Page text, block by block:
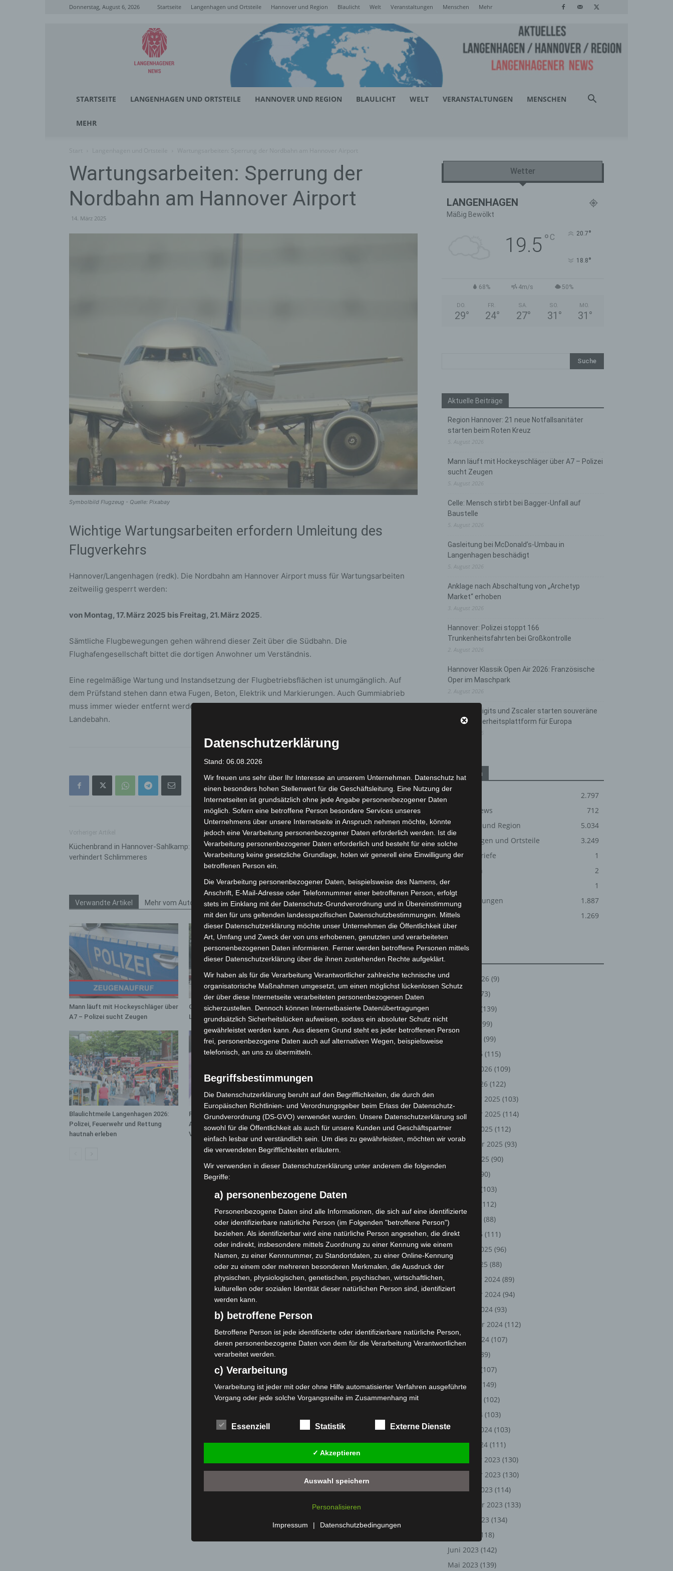
Donnerstag, August 6, 2026 Startseite Langenhagen und Ortsteile Hannover und Region Blaulicht Welt Veranstaltungen Menschen Mehr
Langenhagener
News
STARTSEITE LANGENHAGEN UND ORTSTEILE HANNOVER UND REGION BLAULICHT WELT VERANSTALTUNGEN MENSCHEN
MEHR
Wartungsarbeiten: Sperrung der
Nordbahn am Hannover Airport
14. März 2025
Symbolbild Flugzeug - Quelle: Pixabay
Wichtige Wartungsarbeiten erfordern Umleitung des
Flugverkehrs
Hannover/Langenhagen (redk). Die Nordbahn am Hannover Airport muss für Wartungsarbeiten
zeitweilig gesperrt werden:
von Montag, 17. März 2025 bis Freitag, 21. März 2025.
Sämtliche Flugbewegungen gehen während dieser Zeit über die Südbahn. Die
Flughafengesellschaft bittet die dortigen Anwohner um Verständnis.
Eine regelmäßige Wartung und Instandsetzung der Flugbetriebsflächen ist unumgänglich. Auf
dem Prüfstand stehen dann etwa Fugen, Beton, Elektrik und Markierungen. Auch Gummiabrieb
muss immer wieder entfernt werden. Diese Arbeiten erfordern eine Sperrung der Start- und
Landebahn.
Küchenbrand in Hannover-Sahlkamp: Feuerwehr
verhindert Schlimmeres
Nächster Artikel
Kriminalstatistik 2024: Straftaten auf
historischem Tiefstand – Gewalt gegen
Verwandte Artikel Mehr vom Autor
Mann läuft mit Hockeyschläger über
A7 – Polizei sucht Zeugen
Gasleitung bei McDonald’s-Umbau in
Langenhagen beschädigt
Langenhagen: Autofahrer mit 3,17
Promille aus dem Verkehr gezogen
Blaulichtmeile Langenhagen 2026:
Polizei, Feuerwehr und Rettung
hautnah erleben
Polizei Langenhagen testet
Aufnahme von Anzeigen per
Videochat
Vermisste Seniorin aus Godshorn
tot aufgefunden
Wetter
LANGENHAGEN
Mäßig Bewölkt
19.5° C 20.7°
18.8°
68% 4m/s 50%
DO.
29°
FR.
24°
SA.
27°
SO.
31 °
MO.
31 °
Aktuelle Beiträge
Region Hannover: 21 neue Notfallsanitäter
starten beim Roten Kreuz
5. August 2026
Mann läuft mit Hockeyschläger über A7 – Polizei
sucht Zeugen
5. August 2026
Celle: Mensch stirbt bei Bagger-Unfall auf
Baustelle
5. August 2026
Gasleitung bei McDonald’s-Umbau in
Langenhagen beschädigt
5. August 2026
Anklage nach Abschaltung von „Archetyp
Market“ erhoben
3. August 2026
Hannover: Polizei stoppt 166
Trunkenheitsfahrten bei Großkontrolle
2. August 2026
Hannover Klassik Open Air 2026: Französische
Oper im Maschpark
2. August 2026
Schwarz Digits und Zscaler starten souveräne
Cloud-Sicherheitsplattform für Europa
Kategorien
2.797
Corona-News
712
Hannover und Region
5.034
Langenhagen und Ortsteile
3.249
Leserbriefe
1
Menschen
2
Über uns
1
Veranstaltungen
1.887
Welt
1.269
August 2026 (9)
(73)
(139)
(99)
(99)
März 2026 (115)
Februar 2026 (109)
Januar 2026 (122)
Dezember 2025 (103)
November 2025 (114)
Oktober 2025 (112)
September 2025 (93)
August 2025 (90)
(90)
(103)
(112)
April 2025
(88)
März 2025 (111)
Februar 2025 (96)
Januar 2025 (88)
Dezember 2024 (89)
November 2024 (94)
Oktober 2024 (93)
September 2024 (112)
August 2024 (107)
(89)
(107)
Mai 2024
(149)
(102)
März 2024 (103)
Februar 2024 (103)
Januar 2024 (111)
Dezember 2023 (130)
November 2023 (130)
Oktober 2023 (114)
September 2023 (133)
August 2023 (134)
(118)
Juni 2023 (142)
Mai 2023 (139)
Datenschutzerklärung
Stand: 06.08.2026
Wir freuen uns sehr über Ihr Interesse an unserem Unternehmen. Datenschutz hat
einen besonders hohen Stellenwert für die Geschäftsleitung. Eine Nutzung der
Internetseiten ist grundsätzlich ohne jede Angabe personenbezogener Daten
möglich. Sofern eine betroffene Person besondere Services unseres
Unternehmens über unsere Internetseite in Anspruch nehmen möchte, könnte
jedoch eine Verarbeitung personenbezogener Daten erforderlich werden. Ist die
Verarbeitung personenbezogener Daten erforderlich und besteht für eine solche
Verarbeitung keine gesetzliche Grundlage, holen wir generell eine Einwilligung der
betroffenen Person ein.
Die Verarbeitung personenbezogener Daten, beispielsweise des Namens, der
Anschrift, E-Mail-Adresse oder Telefonnummer einer betroffenen Person, erfolgt
stets im Einklang mit der Datenschutz-Grundverordnung und in Übereinstimmung
mit den für uns geltenden landesspezifischen Datenschutzbestimmungen. Mittels
dieser Datenschutzerklärung möchte unser Unternehmen die Öffentlichkeit über
Art, Umfang und Zweck der von uns erhobenen, genutzten und verarbeiteten
personenbezogenen Daten informieren. Ferner werden betroffene Personen mittels
dieser Datenschutzerklärung über die ihnen zustehenden Rechte aufgeklärt.
Wir haben als für die Verarbeitung Verantwortlicher zahlreiche technische und
organisatorische Maßnahmen umgesetzt, um einen möglichst lückenlosen Schutz
der über diese Internetseite verarbeiteten personenbezogenen Daten
sicherzustellen. Dennoch können Internetbasierte Datenübertragungen
grundsätzlich Sicherheitslücken aufweisen, sodass ein absoluter Schutz nicht
gewährleistet werden kann. Aus diesem Grund steht es jeder betroffenen Person
frei, personenbezogene Daten auch auf alternativen Wegen, beispielsweise
telefonisch, an uns zu übermitteln.
Begriffsbestimmungen
Die Datenschutzerklärung beruht auf den Begrifflichkeiten, die durch den
Europäischen Richtlinien- und Verordnungsgeber beim Erlass der Datenschutz-
Grundverordnung (DS-GVO) verwendet wurden. Unsere Datenschutzerklärung soll
sowohl für die Öffentlichkeit als auch für unsere Kunden und Geschäftspartner
einfach lesbar und verständlich sein. Um dies zu gewährleisten, möchten wir vorab
die verwendeten Begrifflichkeiten erläutern.
Wir verwenden in dieser Datenschutzerklärung unter anderem die folgenden
Begriffe:
a) personenbezogene Daten
Personenbezogene Daten sind alle Informationen, die sich auf eine identifizierte
oder identifizierbare natürliche Person (im Folgenden "betroffene Person")
beziehen. Als identifizierbar wird eine natürliche Person angesehen, die direkt
oder indirekt, insbesondere mittels Zuordnung zu einer Kennung wie einem
Namen, zu einer Kennnummer, zu Standortdaten, zu einer Online-Kennung
oder zu einem oder mehreren besonderen Merkmalen, die Ausdruck der
physischen, physiologischen, genetischen, psychischen, wirtschaftlichen,
kulturellen oder sozialen Identität dieser natürlichen Person sind, identifiziert
werden kann.
b) betroffene Person
Betroffene Person ist jede identifizierte oder identifizierbare natürliche Person,
deren personenbezogene Daten von dem für die Verarbeitung Verantwortlichen
verarbeitet werden.
c) Verarbeitung
Verarbeitung ist jeder mit oder ohne Hilfe automatisierter Verfahren ausgeführte
Vorgang oder jede solche Vorgangsreihe im Zusammenhang mit
das Ordnen, die Speicherung, die Anpassung oder Veränderung, das Auslesen,
das Abfragen, die Verwendung, die Offenlegung durch Übermittlung, Verbreitung
oder eine andere Form der Bereitstellung, den Abgleich oder die Verknüpfung,
die Einschränkung, das Löschen oder die Vernichtung.
d) Einschränkung der Verarbeitung
Einschränkung der Verarbeitung ist die Markierung gespeicherter
Profiling ist jede Art der automatisierten Verarbeitung personenbezogener
Daten, die darin besteht, dass diese personenbezogenen Daten verwendet
werden, um bestimmte persönliche Aspekte, die sich auf eine natürliche Person
Essenziell Statistik Externe Dienste
✓ Akzeptieren
Auswahl speichern
Personalisieren
Impressum | Datenschutzbedingungen